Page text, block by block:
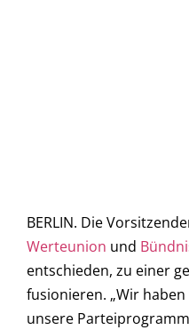
BERLIN. Die
Werteunion und
entschieden, zu einer
fusionieren. „Wir
unsere